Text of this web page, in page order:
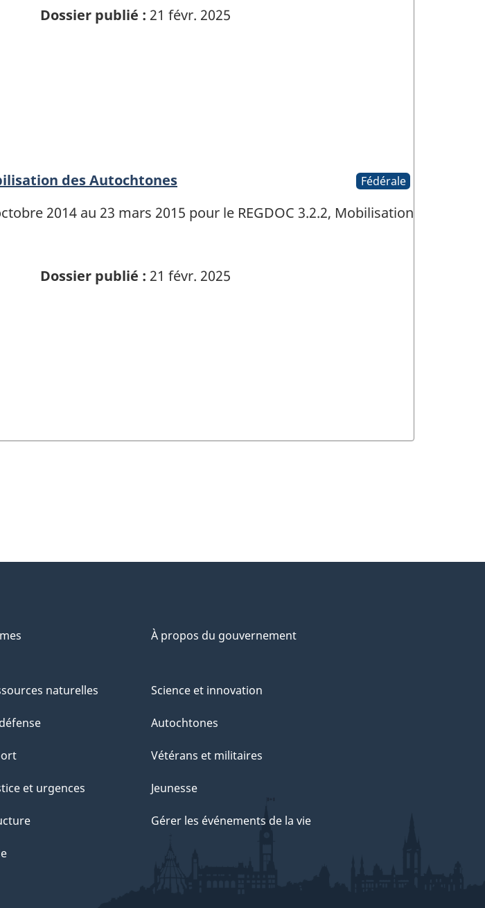
Dossier publié : 21 févr. 2025
des Autochtones Fédérale
2014 au 23 mars 2015 pour le REGDOC 3.2.2, Mobilisation
Dossier publié : 21 févr. 2025
À propos du gouvernement
naturelles
et urgences
Science et innovation
Autochtones
Vétérans et militaires
Jeunesse
Gérer les événements de la vie